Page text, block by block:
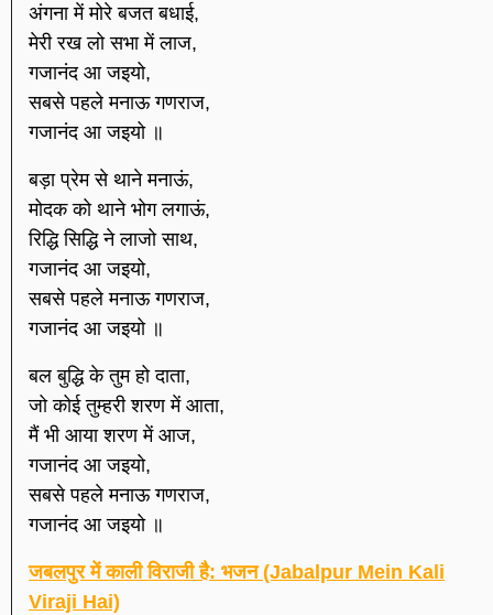
अंगना में मोरे बजत बधाई,
मेरी रख लो सभा में लाज,
गजानंद आ जइयो,
सबसे पहले मनाऊ गणराज,
गजानंद आ जइयो ॥
बड़ा प्रेम से थाने मनाऊं,
मोदक को थाने भोग लगाऊं,
रिद्धि सिद्धि ने लाजो साथ,
गजानंद आ जइयो,
सबसे पहले मनाऊ गणराज,
गजानंद आ जइयो ॥
बल बुद्धि के तुम हो दाता,
जो कोई तुम्हरी शरण में आता,
मैं भी आया शरण में आज,
गजानंद आ जइयो,
सबसे पहले मनाऊ गणराज,
गजानंद आ जइयो ॥
जबलपुर में काली विराजी है: भजन (Jabalpur Mein Kali
Viraji Hai)